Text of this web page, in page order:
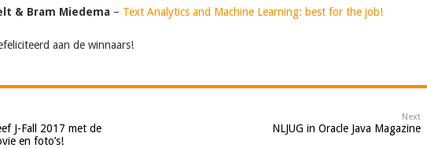
& Bram Miedema– Text Analytics and Machine Learning: best for the job!
aan de winnaars!
J-Fall 2017 met de
en foto’s!
Next
NLJUG in Oracle Java Magazine